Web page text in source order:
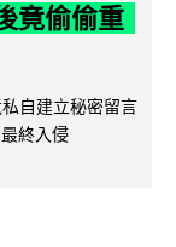
竟偷偷重
自建立秘密留言
終入侵